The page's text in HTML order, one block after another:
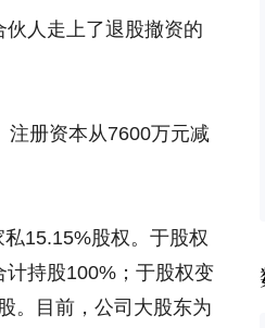
人走上了退股撤资的
注册资本从7600万元减
15.15%股权。于股权
持股100%；于股权变
。目前，公司大股东为